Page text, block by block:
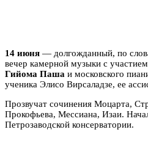
14 июня — долгожданный, по
вечер камерной музыки с участием
Гийома Паша и московского
ученика Элисо Вирсаладзе, ее
Прозвучат сочинения Моцарта,
Прокофьева, Мессиана, Изаи.
Петрозаводской консерватории.